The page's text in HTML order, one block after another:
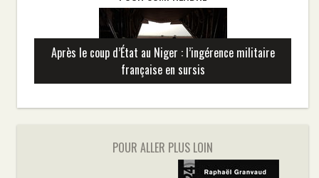
Après le coup d’État au Niger : l’ingérence militaire
française en sursis
POUR ALLER PLUS LOIN